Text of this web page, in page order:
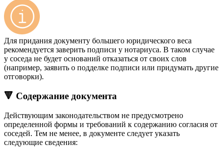
Для придания документу большего юридического веса
рекомендуется заверить подписи у нотариуса. В таком случае
у соседа не будет оснований отказаться от своих слов
(например, заявить о подделке подписи или придумать другие
отговорки).
🔻 Содержание документа
Действующим законодательством не предусмотрено
определенной формы и требований к содержанию согласия от
соседей. Тем не менее, в документе следует указать
следующие сведения: